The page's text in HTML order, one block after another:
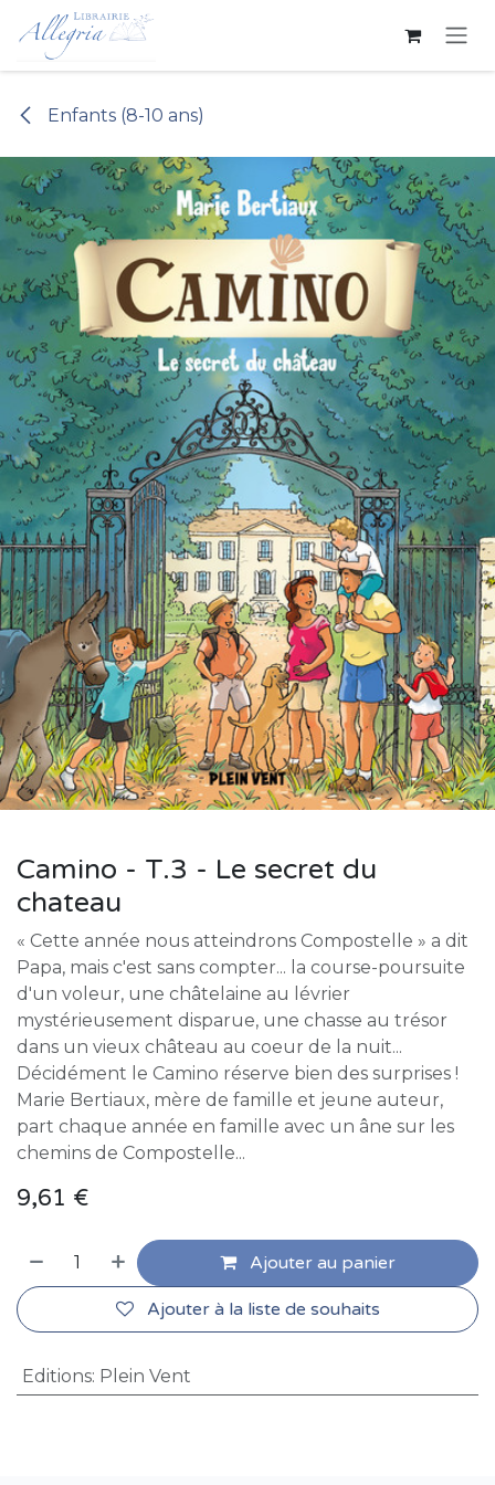
Se rendre au contenu
Enfants (8-10 ans)
Camino - T.3 - Le secret du
chateau
« Cette année nous atteindrons Compostelle » a dit
Papa, mais c'est sans compter... la course-poursuite
d'un voleur, une châtelaine au lévrier
mystérieusement disparue, une chasse au trésor
dans un vieux château au coeur de la nuit...
Décidément le Camino réserve bien des surprises !
Marie Bertiaux, mère de famille et jeune auteur,
part chaque année en famille avec un âne sur les
chemins de Compostelle...
9,61 €
Ajouter au panier
Ajouter à la liste de souhaits
Editions: Plein Vent